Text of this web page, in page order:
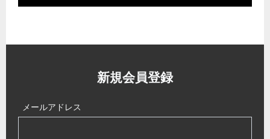
新規会員登録
メールアドレス